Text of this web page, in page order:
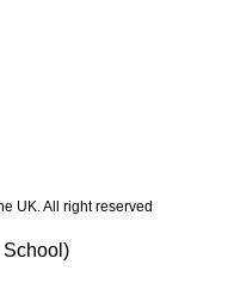
UK. All right reserved
School)